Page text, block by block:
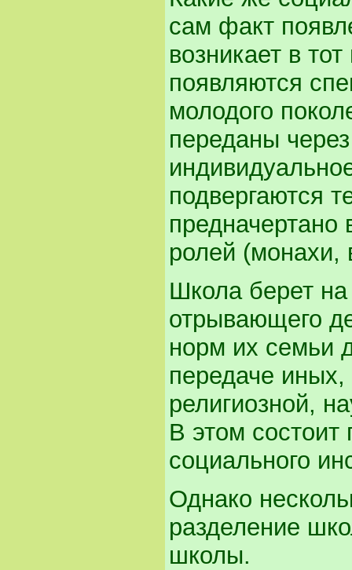
сам факт
возникает в
появляются
молодого
переданы
подвергаются
ролей (монахи,
Школа берет на
отрывающего
норм их семьи
передаче
религиозной,
В этом состоит
социального
Однако
разделение
школы.